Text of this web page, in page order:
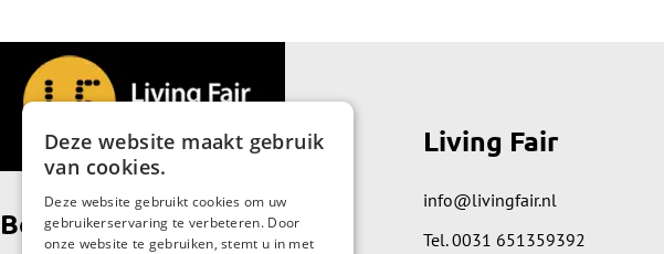
Bezoek de showroom
Living Fair
info@livingfair.nl
Tel.0031 651359392
Deze website maakt gebruik
van cookies.
Deze website gebruikt cookies om uw
gebruikerservaring te verbeteren. Door
onze website te gebruiken, stemt u in met